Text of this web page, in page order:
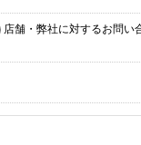
店舗・弊社に対するお問い